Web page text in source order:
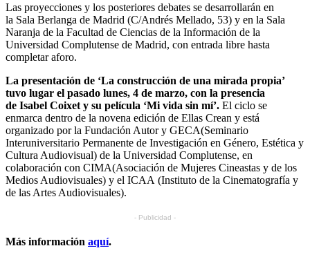
Las proyecciones y los posteriores debates se desarrollarán en
la Sala Berlanga de Madrid (C/Andrés Mellado, 53) y en la Sala
Naranja de la Facultad de Ciencias de la Información de la
Universidad Complutense de Madrid, con entrada libre hasta
completar aforo.
La presentación de ‘La construcción de una mirada propia’
tuvo lugar el pasado lunes, 4 de marzo, con la presencia
de Isabel Coixet y su película ‘Mi vida sin mí’. El ciclo se
enmarca dentro de la novena edición de Ellas Crean y está
organizado por la Fundación Autor y GECA(Seminario
Interuniversitario Permanente de Investigación en Género, Estética y
Cultura Audiovisual) de la Universidad Complutense, en
colaboración con CIMA(Asociación de Mujeres Cineastas y de los
Medios Audiovisuales) y el ICAA (Instituto de la Cinematografía y
de las Artes Audiovisuales).
- Publicidad -
Más información aquí.